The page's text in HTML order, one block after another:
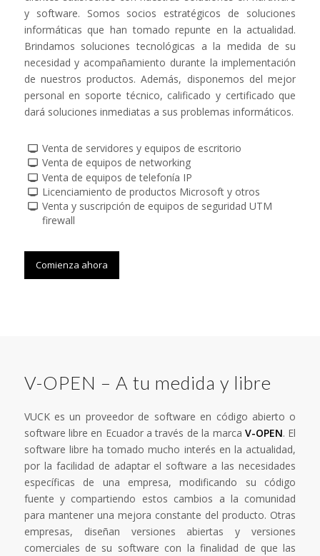
y software. Somos socios estratégicos de soluciones
informáticas que han tomado repunte en la actualidad.
Brindamos soluciones tecnológicas a la medida de su
necesidad y acompañamiento durante la implementación
de nuestros productos. Además, disponemos del mejor
personal en soporte técnico, calificado y certificado que
dará soluciones inmediatas a sus problemas informáticos.
Venta de servidores y equipos de escritorio
Venta de equipos de networking
Venta de equipos de telefonía IP
Licenciamiento de productos Microsoft y otros
Venta y suscripción de equipos de seguridad UTM
firewall
Comienza ahora
V-OPEN – A tu medida y libre
VUCK es un proveedor de software en código abierto o
software libre en Ecuador a través de la marcaV-OPEN. El
software libre ha tomado mucho interés en la actualidad,
por la facilidad de adaptar el software a las necesidades
específicas de una empresa, modificando su código
fuente y compartiendo estos cambios a la comunidad
para mantener una mejora constante del producto. Otras
empresas, diseñan versiones abiertas y versiones
comerciales de su software con la finalidad de que las